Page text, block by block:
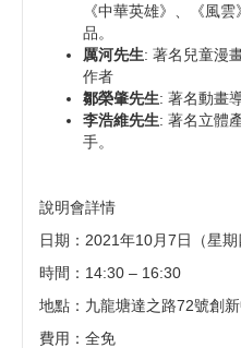
《中華英雄》、《風
品。
厲河先生: 著名兒童漫
作者
鄒榮肇先生: 著名動畫
李浩維先生: 著名立體
手。
說明會詳情
日期：2021年10月7日（星期
時間：14:30 – 16:30
地點：九龍塘達之路72號創
費用：全免